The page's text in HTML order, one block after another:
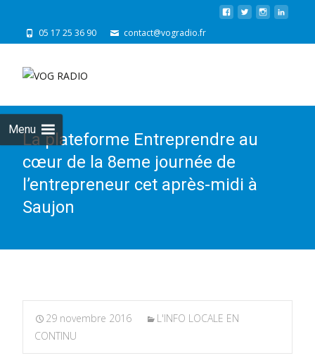
05 17 25 36 90 contact@vogradio.fr
Menu
La plateforme Entreprendre au
cœur de la 8eme journée de
l’entrepreneur cet après-midi à
Saujon
29 novembre 2016
L'INFO LOCALE EN
CONTINU